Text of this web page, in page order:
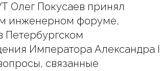
Олег Покусаев принял
инженерном форуме,
Петербургском
Императора Александра
связанные